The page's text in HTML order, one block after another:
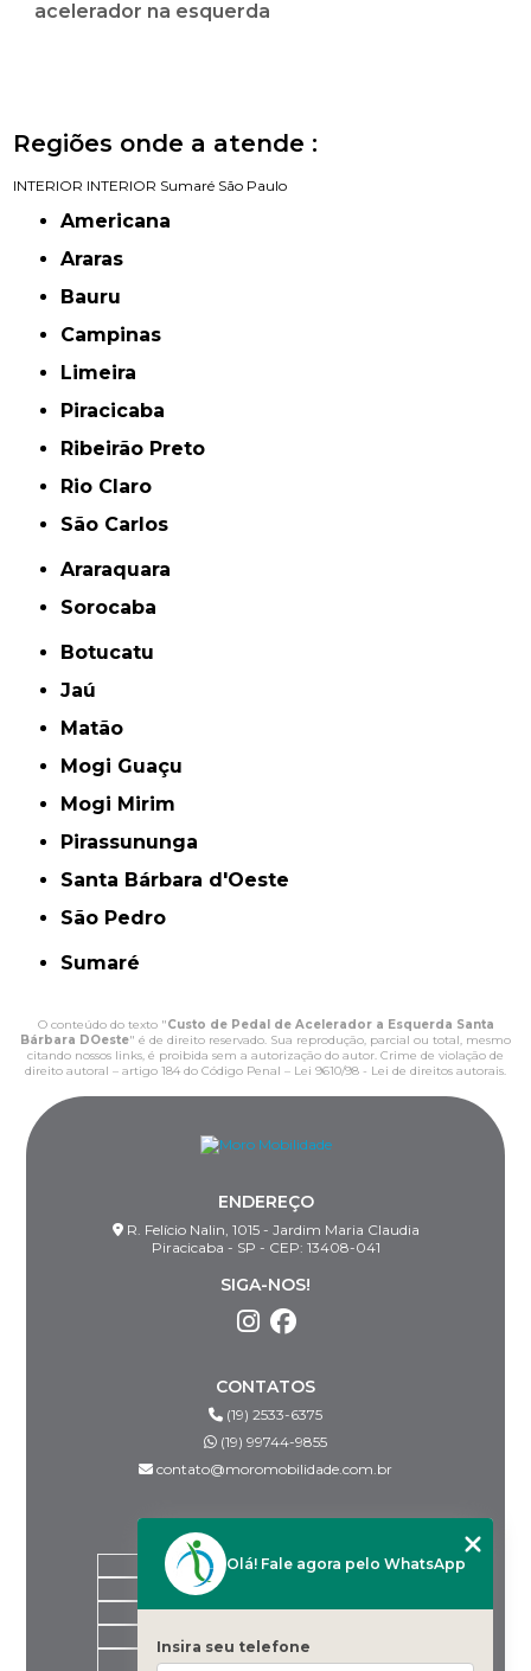
acelerador na esquerda
Regiões onde a atende :
INTERIOR INTERIOR Sumaré São Paulo
Americana
Araras
Bauru
Campinas
Limeira
Piracicaba
Ribeirão Preto
Rio Claro
São Carlos
Araraquara
Sorocaba
Botucatu
Jaú
Matão
Mogi Guaçu
Mogi Mirim
Pirassununga
Santa Bárbara d'Oeste
São Pedro
Sumaré
O conteúdo do texto "Custo de Pedal de Acelerador a Esquerda Santa
Bárbara DOeste" é de direito reservado. Sua reprodução, parcial ou total, mesmo
citando nossos links, é proibida sem a autorização do autor. Crime de violação de
direito autoral – artigo 184 do Código Penal – Lei 9610/98 - Lei de direitos autorais.
ENDEREÇO
R. Felício Nalin, 1015 - Jardim Maria Claudia
Piracicaba - SP - CEP: 13408-041
SIGA-NOS!
CONTATOS
(19) 2533-6375
(19) 99744-9855
contato@moromobilidade.com.br
HOME
PRODUTOS
DESPACHANTES PARCEIROS
Olá! Fale agora pelo WhatsApp
Insira seu telefone